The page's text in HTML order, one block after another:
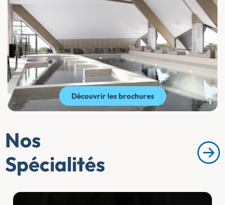
Découvrir les brochures
Nos
Spécialités